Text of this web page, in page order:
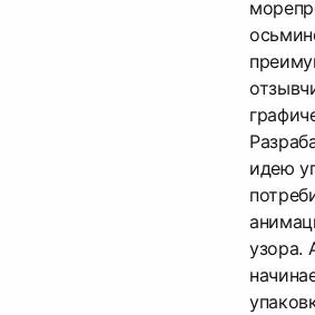
идею
узора.